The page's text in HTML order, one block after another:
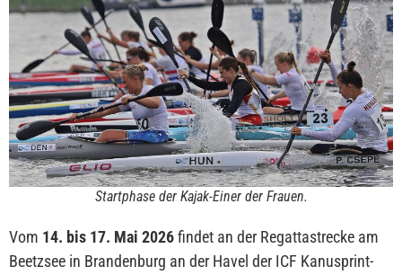
Startphase der Kajak-Einer der Frauen.
Vom 14. bis 17. Mai 2026findet an der Regattastrecke am
Beetzsee in Brandenburg an der Havel der ICF Kanusprint-